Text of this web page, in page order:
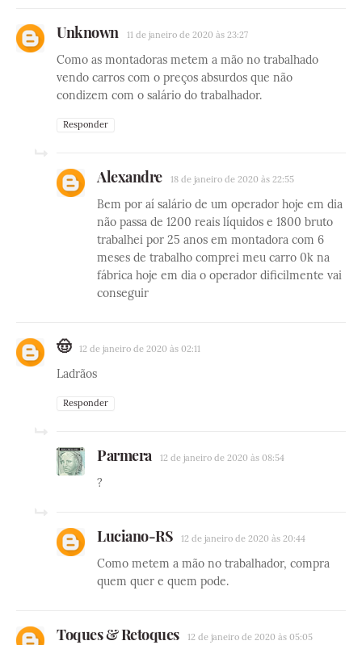
Unknown 11 de janeiro de 2020 às 23:27
Como as montadoras metem a mão no trabalhado
vendo carros com o preços absurdos que não
condizem com o salário do trabalhador.
Responder
Alexandre 18 de janeiro de 2020 às 22:55
Bem por aí salário de um operador hoje em dia
não passa de 1200 reais líquidos e 1800 bruto
trabalhei por 25 anos em montadora com 6
meses de trabalho comprei meu carro 0k na
fábrica hoje em dia o operador dificilmente vai
conseguir
🤠 12 de janeiro de 2020 às 02:11
Ladrãos
Responder
Parmera 12 de janeiro de 2020 às 08:54
?
Luciano-RS 12 de janeiro de 2020 às 20:44
Como metem a mão no trabalhador, compra
quem quer e quem pode.
Toques & Retoques 12 de janeiro de 2020 às 05:05